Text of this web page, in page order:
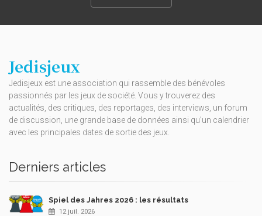
Jedisjeux
Jedisjeux est une association qui rassemble des bénévoles
passionnés par les jeux de société. Vous y trouverez des
actualités, des critiques, des reportages, des interviews, un forum
de discussion, une grande base de données ainsi qu’un calendrier
avec les principales dates de sortie des jeux.
Derniers articles
Spiel des Jahres 2026 : les résultats
12 juil. 2026